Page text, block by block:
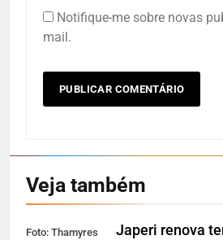
Notifique-me sobre novas
mail.
Veja também
Foto: Thamyres
Japeri renova